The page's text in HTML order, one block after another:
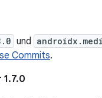
und
Commits.